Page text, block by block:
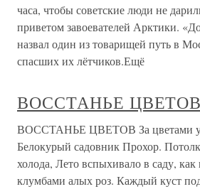
часа, чтобы советские люди не
приветом завоевателей Арктики.
назвал один из товарищей путь в
спасших их лётчиков.Ещё
ВОССТАНЬЕ ЦВЕТОВ
ВОССТАНЬЕ ЦВЕТОВ За цветами
Белокурый садовник Прохор.
холода, Лето вспыхивало в саду,
клумбами алых роз. Каждый куст